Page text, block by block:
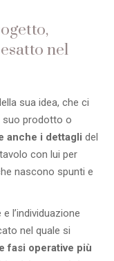
nel
sua idea, che ci
suo prodotto o
anche i dettagli del
con lui per
nascono spunti e
l’individuazione
nel quale si
fasi operative più